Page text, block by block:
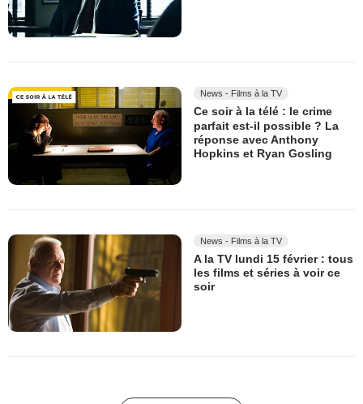
News - Films à la TV
Ce soir à la télé : le crime
parfait est-il possible ? La
réponse avec Anthony
Hopkins et Ryan Gosling
News - Films à la TV
A la TV lundi 15 février : tous
les films et séries à voir ce
soir